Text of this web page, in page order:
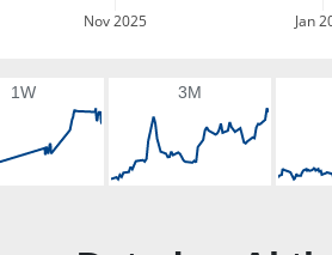
Nov 2025 Jan
1W 3M